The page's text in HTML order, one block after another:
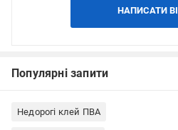
НАПИСАТИ
Популярні запити
Недорогі клей ПВА